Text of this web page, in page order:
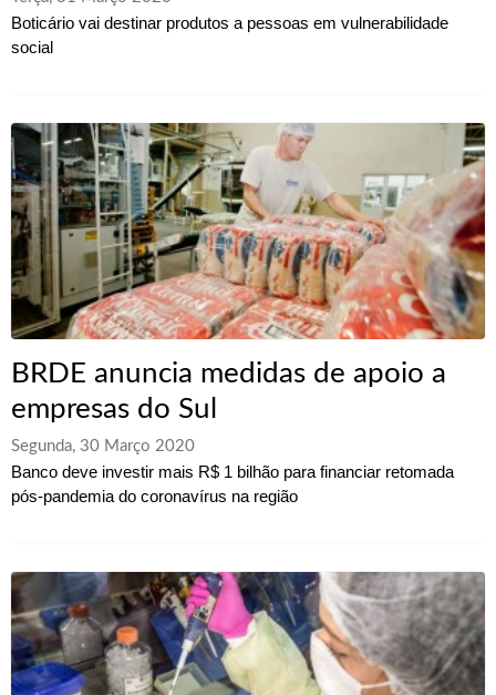
Boticário vai destinar produtos a pessoas em vulnerabilidade
social
BRDE anuncia medidas de apoio a
empresas do Sul
Segunda, 30 Março 2020
Banco deve investir mais R$ 1 bilhão para financiar retomada
pós-pandemia do coronavírus na região